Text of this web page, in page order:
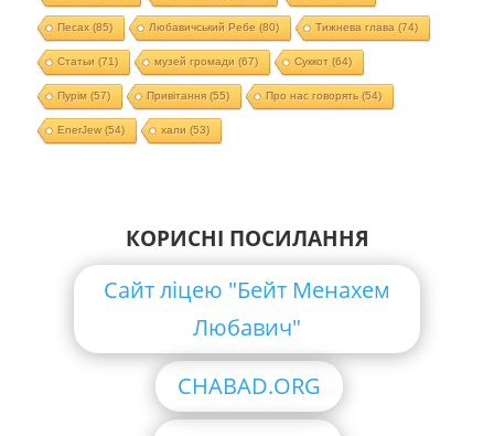
Песах(85) Любавичський Ребе (80) Тижнева глава (74)
Статьи (71) музей громади (67) Суккот (64)
Пурім (57) Привітання(55) Про нас говорять (54)
EnerJew(54) хали (53)
КОРИСНІ ПОСИЛАННЯ
Сайт ліцею "Бейт Менахем
Любавич"
CHABAD.ORG